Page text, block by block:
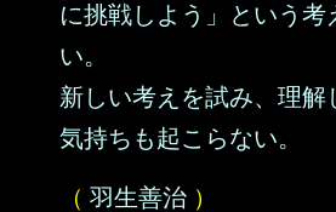
に挑戦しよう」という考
い。
新しい考えを試み、理解
気持ちも起こらない。
（ 羽生善治 ）